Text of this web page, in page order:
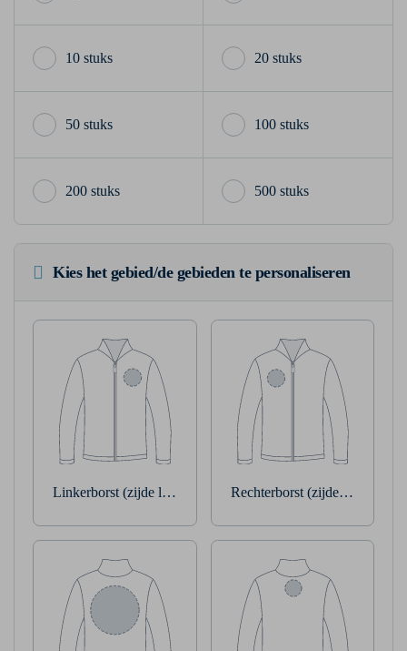
10 stuks 20 stuks
50 stuks 100 stuks
200 stuks 500 stuks
Kies het gebied/de gebieden te personaliseren
Linkerborst (zijde linkerarm) Rechterborst (zijde